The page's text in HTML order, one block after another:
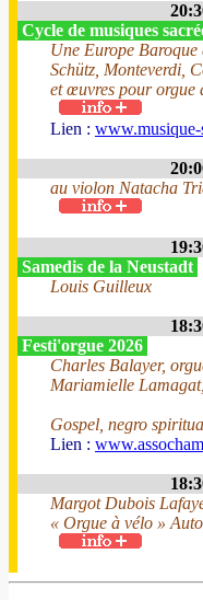
Cycle de musiques
Une Europe Baroque
Schütz, Monteverdi,
et œuvres pour orgue
Lien : www.musique-
au violon Natacha
Samedis de la Neustadt
Louis Guilleux
Festi'orgue 2026
Charles Balayer,
Mariamielle
Gospel, negro
Lien :
Margot Dubois
« Orgue à vélo »